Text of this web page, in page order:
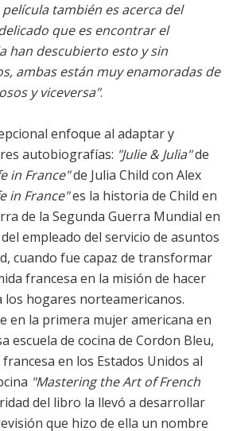
también es acerca del
que es encontrar el
han descubierto esto y sin
ambas están muy enamoradas de
y viceversa".
enfoque al adaptar y
autobiografías: "Julie & Julia"de
in France"de Julia Child con Alex
in France"es la historia de Child en
de la Segunda Guerra Mundial en
empleado del servicio de asuntos
cuando fue capaz de transformar
francesa en la misión de hacer
los hogares norteamericanos.
en la primera mujer americana en
escuela de cocina de Cordon Bleu,
en los Estados Unidos al
"Mastering the Art of French
del libro la llevó a desarrollar
que hizo de ella un nombre